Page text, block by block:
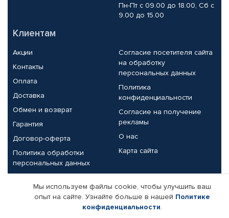
Пн-Пт с 09.00 до 18.00, Сб с
9.00 до 15.00
Клиентам
Акции
Контакты
Оплата
Доставка
Обмен и возврат
Гарантия
Договор-оферта
Политика обработки
персональных данных
Согласие посетителя сайта
на обработку
персональных данных
Политика
конфиденциальности
Согласие на получение
рекламы
О нас
Карта сайта
Партнерам
Корпоративным клиентам
Реквизиты компании
Мы используем файлы cookie, чтобы улучшить ваш
опыт на сайте. Узнайте больше в нашей Политике
конфиденциальности.